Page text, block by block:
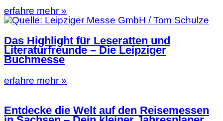
erfahre mehr »
Das Highlight für Leseratten und
Literaturfreunde – Die Leipziger
Buchmesse
erfahre mehr »
Entdecke die Welt auf den Reisemessen